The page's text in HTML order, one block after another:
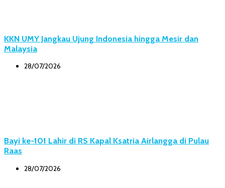
KKN UMY Jangkau Ujung Indonesia hingga Mesir dan
Malaysia
28/07/2026
Bayi ke-101 Lahir di RS Kapal Ksatria Airlangga di Pulau
Raas
28/07/2026